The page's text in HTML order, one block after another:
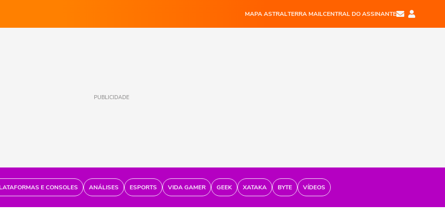
MAPA ASTRALTERRA MAILCENTRAL DO ASSINANTE
PUBLICIDADE
E CONSOLES ANÁLISES ESPORTS VIDA GAMER GEEK XATAKA BYTE VÍDEOS